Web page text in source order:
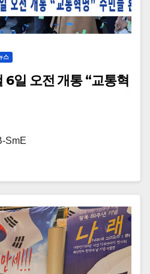
스
일 오전 개통 “교통혁
SmE